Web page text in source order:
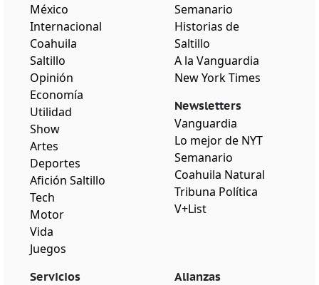
México
Internacional
Coahuila
Saltillo
Opinión
Economía
Utilidad
Show
Artes
Deportes
Afición Saltillo
Tech
Motor
Vida
Juegos
Semanario
Historias de
Saltillo
A la Vanguardia
New York Times
Newsletters
Vanguardia
Lo mejor de NYT
Semanario
Coahuila Natural
Tribuna Política
V+List
Servicios Alianzas